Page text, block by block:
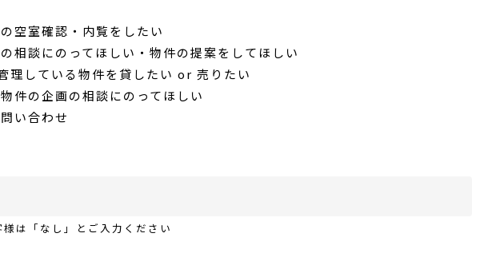
空室確認・内覧をしたい
相談にのってほしい・物件の提案をしてほしい
理している物件を貸したい or 売りたい
件の企画の相談にのってほしい
い合わせ
は「なし」とご入力ください